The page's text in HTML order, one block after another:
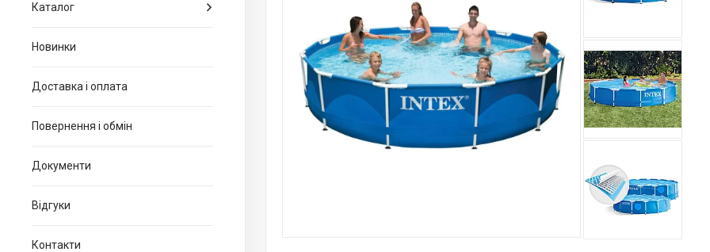
Каталог
Новинки
Доставка і оплата
Повернення і обмін
Документи
Відгуки
Контакти